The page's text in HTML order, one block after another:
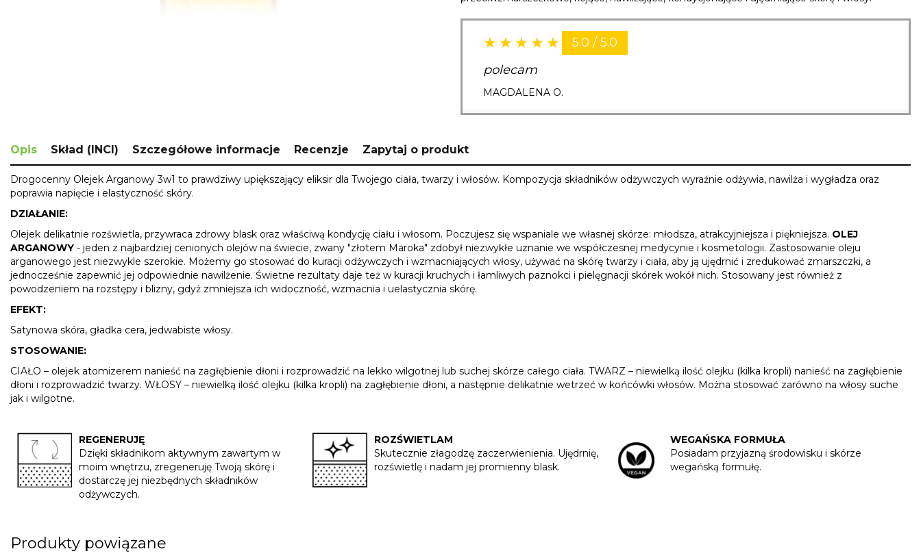
gallery
5.0 / 5.0
polecam
MAGDALENA O.
Opis Skład (INCI) Szczegółowe informacje Recenzje Zapytaj o produkt
Drogocenny Olejek Arganowy 3w1 to prawdziwy upiększający eliksir dla Twojego ciała, twarzy i włosów. Kompozycja składników odżywczych wyraźnie odżywia, nawilża i wygładza oraz
poprawia napięcie i elastyczność skóry.
DZIAŁANIE:
Olejek delikatnie rozświetla, przywraca zdrowy blask oraz właściwą kondycję ciału i włosom. Poczujesz się wspaniale we własnej skórze: młodsza, atrakcyjniejsza i piękniejsza. OLEJ
ARGANOWY - jeden z najbardziej cenionych olejów na świecie, zwany "złotem Maroka" zdobył niezwykłe uznanie we współczesnej medycynie i kosmetologii. Zastosowanie oleju
arganowego jest niezwykle szerokie. Możemy go stosować do kuracji odżywczych i wzmacniających włosy, używać na skórę twarzy i ciała, aby ją ujędrnić i zredukować zmarszczki, a
jednocześnie zapewnić jej odpowiednie nawilżenie. Świetne rezultaty daje też w kuracji kruchych i łamliwych paznokci i pielęgnacji skórek wokół nich. Stosowany jest również z
powodzeniem na rozstępy i blizny, gdyż zmniejsza ich widoczność, wzmacnia i uelastycznia skórę.
EFEKT:
Satynowa skóra, gładka cera, jedwabiste włosy.
STOSOWANIE:
CIAŁO – olejek atomizerem nanieść na zagłębienie dłoni i rozprowadzić na lekko wilgotnej lub suchej skórze całego ciała. TWARZ – niewielką ilość olejku (kilka kropli) nanieść na zagłębienie
dłoni i rozprowadzić twarzy. WŁOSY – niewielką ilość olejku (kilka kropli) na zagłębienie dłoni, a następnie delikatnie wetrzeć w końcówki włosów. Można stosować zarówno na włosy suche
jak i wilgotne.
REGENERUJĘ
Dzięki składnikom aktywnym zawartym w
moim wnętrzu, zregeneruję Twoją skórę i
dostarczę jej niezbędnych składników
odżywczych.
ROZŚWIETLAM
Skutecznie złagodzę zaczerwienienia. Ujędrnię,
rozświetlę i nadam jej promienny blask.
WEGAŃSKA FORMUŁA
Posiadam przyjazną środowisku i skórze
wegańską formułę.
Produkty powiązane